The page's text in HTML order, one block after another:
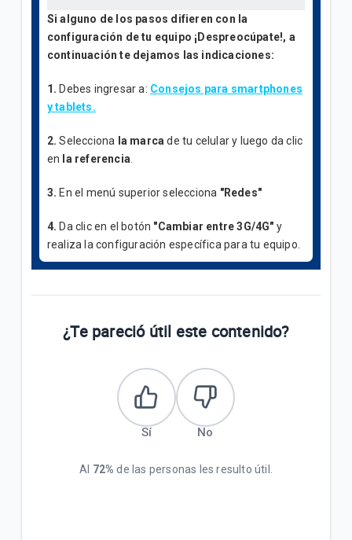
Si alguno de los pasos difieren con la
configuración de tu equipo ¡Despreocúpate!, a
continuación te dejamos las indicaciones:
1. Debes ingresar a: Consejos para smartphones
y tablets.
2.Selecciona la marca de tu celular y luego da clic
en la referencia
3. En el menú superior selecciona "Redes"
4. Da clic en el botón "Cambiar entre 3G/4G" y
realiza la configuración específica para tu equipo.
¿Te pareció útil este contenido?
Sí No
Al 72% de las personas les resulto útil.